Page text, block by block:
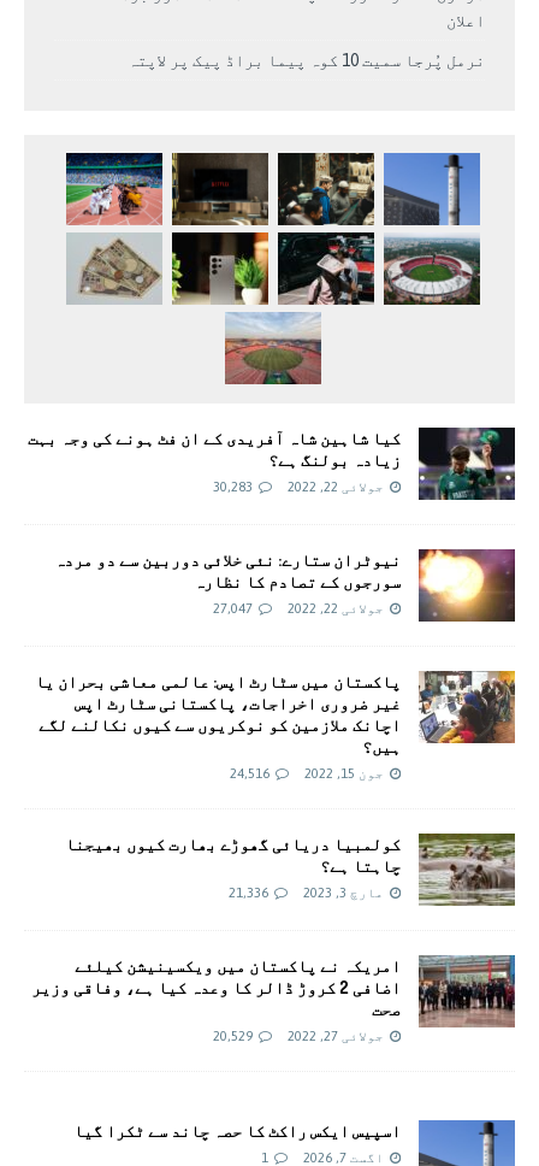
اعلان
نرمل پُرجا سمیت 10 کوہ پیما براڈ پیک پر لاپتہ
کیا شاہین شاہ آفریدی کے ان فٹ ہونے کی وجہ بہت
زیادہ بولنگ ہے؟
جولائی 22, 2022 30,283
نیوٹران ستارے: نئی خلائی دوربین سے دو مردہ
سورجوں کے تصادم کا نظارہ
جولائی 22, 2022 27,047
پاکستان میں سٹارٹ اپس: عالمی معاشی بحران یا
غیر ضروری اخراجات، پاکستانی سٹارٹ اپس
اچانک ملازمین کو نوکریوں سے کیوں نکالنے لگے
ہیں؟
جون 15, 2022 24,516
کولمبیا دریائی گھوڑے بھارت کیوں بھیجنا
چاہتا ہے؟
مارچ 3, 2023 21,336
امريکہ نے پاکستان میں ویکسینیشن کیلئے
اضافی 2 کروڑ ڈالر کا وعدہ کیا ہے، وفاقی وزیر
صحت
جولائی 27, 2022 20,529
اسپیس ایکس راکٹ کا حصہ چاند سے ٹکرا گیا
اگست 7, 2026 1